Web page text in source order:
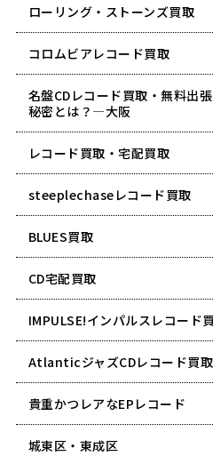
ローリング・ストーンズ買取
コロムビアレコード買取
名盤CDレコード買取・無料出
秘密とは？―大阪
レコード買取・宅配買取
steeplechaseレコード買取
BLUES買取
CD宅配買取
IMPULSE!インパルスレコード
AtlanticジャズCDレコード買取
貴重かつレアなEPレコード
城東区・東成区